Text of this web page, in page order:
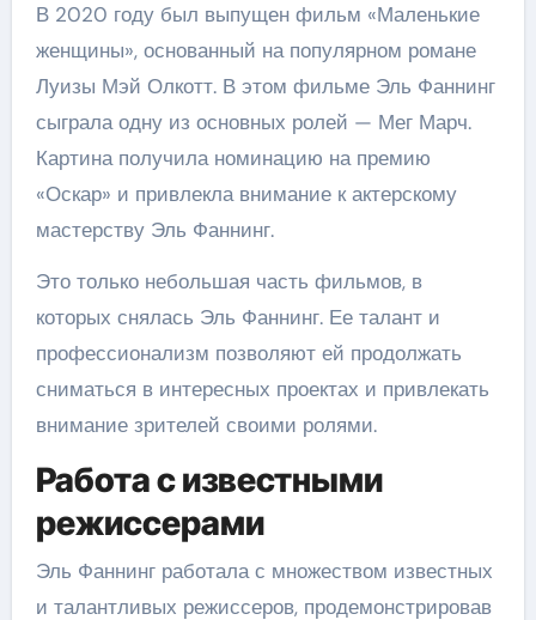
В 2020 году был выпущен фильм «Маленькие
женщины», основанный на популярном романе
Луизы Мэй Олкотт. В этом фильме Эль Фаннинг
сыграла одну из основных ролей — Мег Марч.
Картина получила номинацию на премию
«Оскар» и привлекла внимание к актерскому
мастерству Эль Фаннинг.
Это только небольшая часть фильмов, в
которых снялась Эль Фаннинг. Ее талант и
профессионализм позволяют ей продолжать
сниматься в интересных проектах и привлекать
внимание зрителей своими ролями.
Работа с известными
режиссерами
Эль Фаннинг работала с множеством известных
и талантливых режиссеров, продемонстрировав